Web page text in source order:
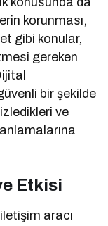
korunması,
gibi konular,
gereken
bir şekilde
ve
Etkisi
aracı